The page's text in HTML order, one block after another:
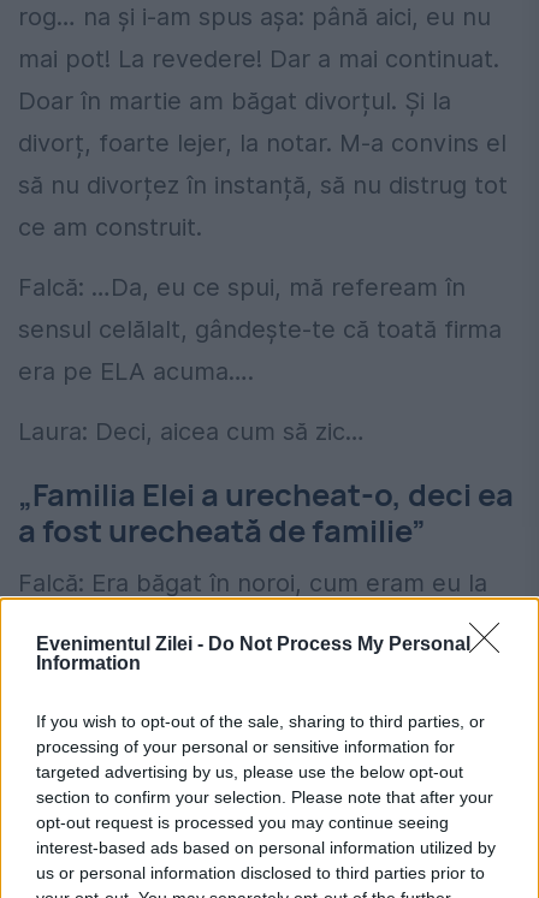
Evenimentul Zilei - Do Not Process My Personal
Information
If you wish to opt-out of the sale, sharing to third parties, or
processing of your personal or sensitive information for
targeted advertising by us, please use the below opt-out
section to confirm your selection. Please note that after your
opt-out request is processed you may continue seeing
interest-based ads based on personal information utilized by
us or personal information disclosed to third parties prior to
rog… na și i-am spus așa: până aici, eu nu
mai pot! La revedere! Dar a mai continuat.
Doar în martie am băgat divorțul. Și la
divorț, foarte lejer, la notar. M-a convins el
să nu divorțez în instanță, să nu distrug tot
ce am construit.
Falcă: …Da, eu ce spui, mă refeream în
sensul celălalt, gândește-te că toată firma
era pe ELA acuma….
Laura: Deci, aicea cum să zic…
„Familia Elei a urecheat-o, deci ea
a fost urecheată de familie”
Falcă: Era băgat în noroi, cum eram eu la
discuțiile pe care le-am avut, Ela mi-a dat
45%, deci noi nu am făcut un gen de partaj.
Falcă: Ideea mea nu este să văd variantele,
dar pe tine te-am lăsat să te descarci și mi-
ar fi plăcut să te ajut cu discuțiile dintre